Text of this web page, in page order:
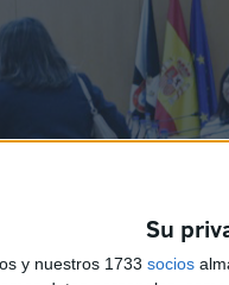
Su
y nuestros 1733 socios